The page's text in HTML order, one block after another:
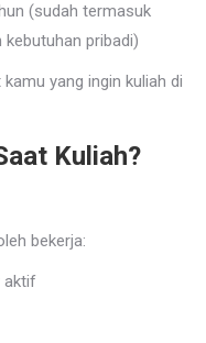
(sudah termasuk
pribadi)
yang ingin kuliah di
Kuliah?
bekerja:
aktif